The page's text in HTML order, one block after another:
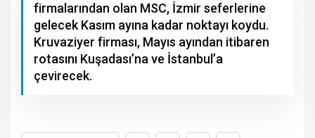
firmalarından olan MSC, İzmir seferlerine
gelecek Kasım ayına kadar noktayı koydu.
Kruvaziyer firması, Mayıs ayından itibaren
rotasını Kuşadası’na ve İstanbul’a
çevirecek.